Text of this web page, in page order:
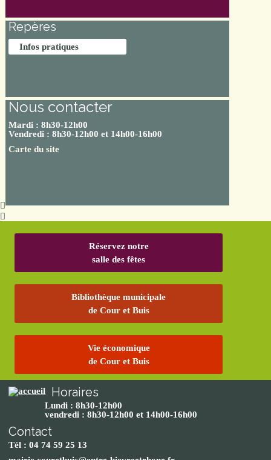
Repères
Infos pratiques
Nous contacter
Mardi : 8h30-12h00
Vendredi : 8h30-12h00 et 14h00-16h00
Carte du site
Réservez notre
salle des fêtes
Bibliothèque municipale
de Cour et Buis
Vie économique
de Cour et Buis
Horaires
Lundi : 8h30-12h00
vendredi : 8h30-12h00 et 14h00-16h00
Contact
Tél : 04 74 59 25 13